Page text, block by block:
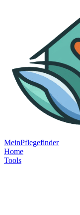
MeinPflegefinder
Home
Tools